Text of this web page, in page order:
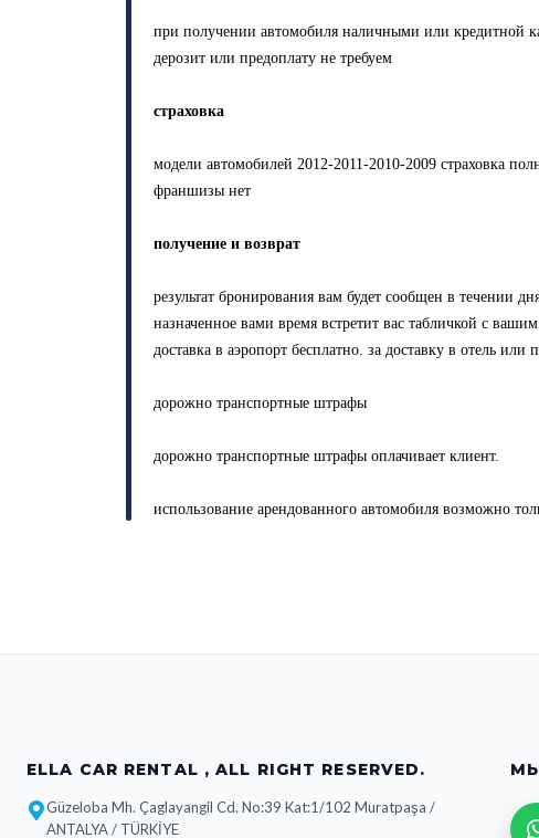
при получении автомобиля наличными или кредитной
дерозит или предоплату не требуем
страховка
модели автомобилей 2012-2011-2010-2009 страховка
франшизы нет
получение и возврат
результат бронирования вам будет сообщен в течении
назначенное вами время встретит вас табличкой с
доставка в аэропорт бесплатно. за доставку в отель
дорожно транспортные штрафы
дорожно транспортные штрафы оплачивает клиент.
использование арендованного автомобиля возможно
ELLA CAR RENTAL , ALL RIGHT RESERVED.
Güzeloba Mh. Çaglayangil Cd. No:39 Kat:1/102 Muratpaşa /
ANTALYA / TÜRKİYE